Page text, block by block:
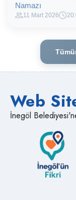
Namazı
11 Mart 2026
Web
İnegöl